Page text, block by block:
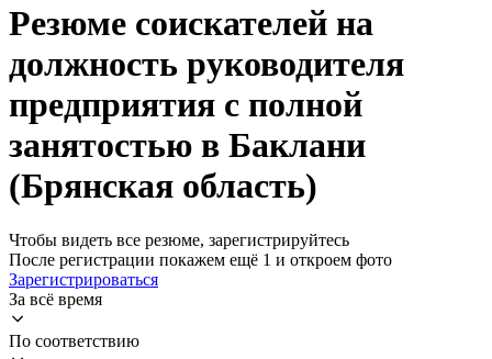
Резюме соискателей на
должность руководителя
предприятия с полной
занятостью в Баклани
(Брянская область)
Чтобы видеть все резюме, зарегистрируйтесь
После регистрации покажем ещё 1 и откроем фото
Зарегистрироваться
За всё время
По соответствию